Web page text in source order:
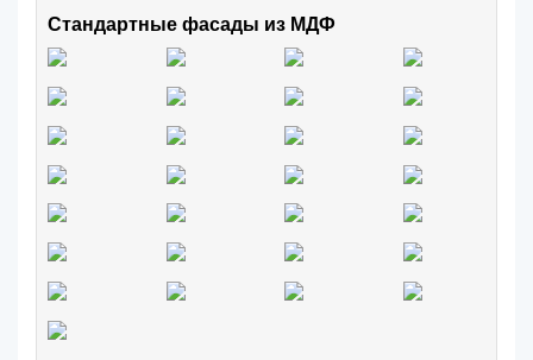
Стандартные фасады из МДФ